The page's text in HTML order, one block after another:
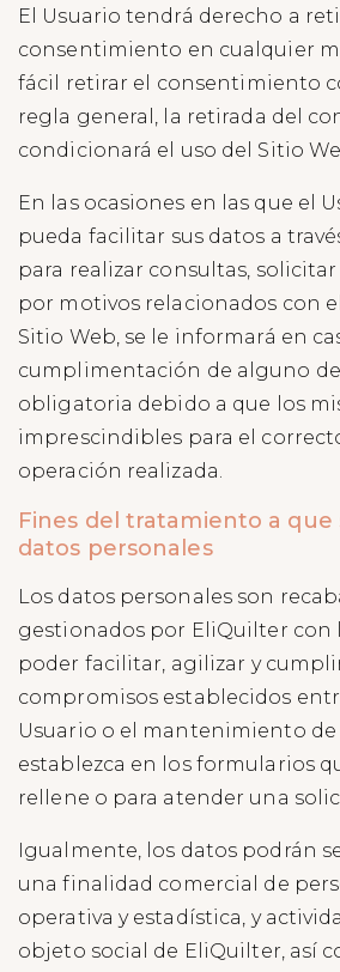
El Usuario tendrá derecho a
consentimiento en cualquier
fácil retirar el consentimiento
regla general, la retirada del
condicionará el uso del Sitio
En las ocasiones en las que el
pueda facilitar sus datos a
para realizar consultas,
por motivos relacionados con
Sitio Web, se le informará en
cumplimentación de alguno de
obligatoria debido a que los
imprescindibles para el
operación realizada.
Fines del tratamiento a que
datos personales
Los datos personales son
gestionados por EliQuilter con
poder facilitar, agilizar y
compromisos establecidos
Usuario o el mantenimiento de
establezca en los formularios
rellene o para atender una
Igualmente, los datos podrán
una finalidad comercial de
operativa y estadística, y
objeto social de EliQuilter, así